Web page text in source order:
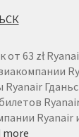
от 63 zł
Ryanair
more: